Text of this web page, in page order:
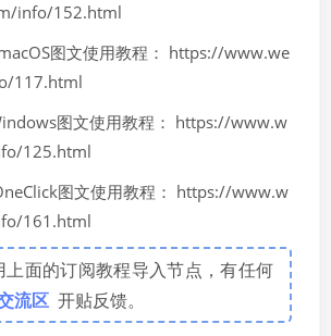
info/152.html
图文使用教程： https://www.we
117.html
图文使用教程： https://www.w
125.html
图文使用教程： https://www.w
161.html
上面的订阅教程导入节点，有任何
流区 开贴反馈。